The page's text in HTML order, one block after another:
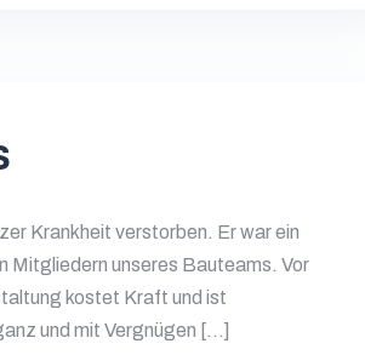
Krankheit verstorben. Er war ein
Mitgliedern unseres Bauteams. Vor
kostet Kraft und ist
und mit Vergnügen […]